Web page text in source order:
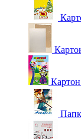
Картон